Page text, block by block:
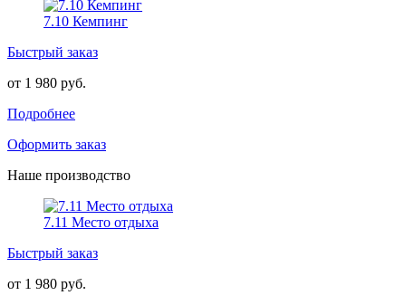
7.10 Кемпинг
Быстрый заказ
от 1 980 руб.
Подробнее
Оформить заказ
Наше производство
7.11 Место отдыха
Быстрый заказ
от 1 980 руб.